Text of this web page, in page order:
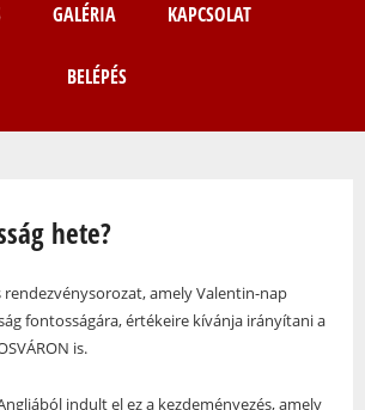
GALÉRIA KAPCSOLAT
BELÉPÉS
hete?
rendezvénysorozat, amely Valentin-nap
fontosságára, értékeire kívánja irányítani a
is.
indult el ez a kezdeményezés, amely